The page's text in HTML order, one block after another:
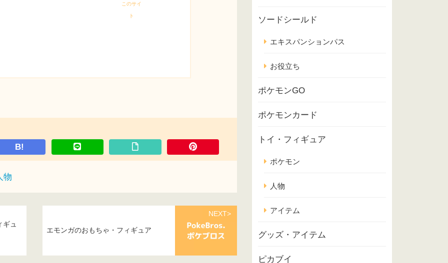
このサイ
ト
B!
物
ュ
NEXT>
エモンガのおもちゃ・フィギュア
ソードシールド
エキスパンションパス
お役立ち
ポケモンGO
ポケモンカード
トイ・フィギュア
ポケモン
人物
アイテム
グッズ・アイテム
ピカブイ